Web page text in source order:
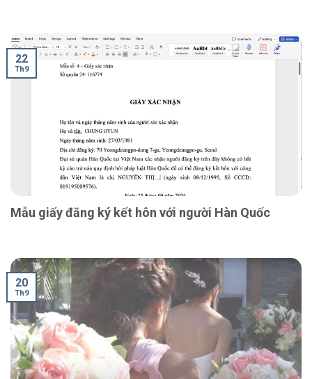
Mẫu giấy đăng ký kết hôn với người Hàn Quốc
22
Th9
20
Th9